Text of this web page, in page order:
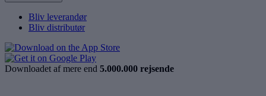
Bliv leverandør
Bliv distributør
Downloadet af mere end 5.000.000 rejsende